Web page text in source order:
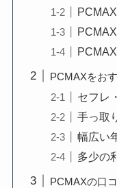
PCMAXをお
セフレ
手っ取
幅広い
多少の
PCMAXの口コ